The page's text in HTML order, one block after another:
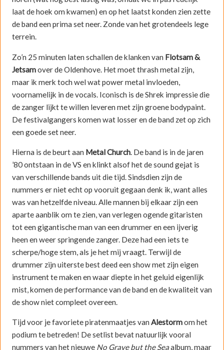
laat de hoek om kwamen) en op het laatst konden zien zette
de band een prima set neer. Zonde van het grotendeels lege
terrein.
Zo’n 25 minuten laten schallen de klanken van Flotsam &
Jetsamover de Oldenhove. Het moet thrash metal zijn,
maar ik merk toch wel wat power metal invloeden,
voornamelijk in de vocals. Iconisch is de Shrek impressie die
de zanger lijkt te willen leveren met zijn groene bodypaint.
De festivalgangers komen wat losser en de band zet op zich
een goede set neer.
Hierna is de beurt aan Metal Church. De band is in de jaren
’80 ontstaan in de VS en klinkt alsof het de sound gejat is
van verschillende bands uit die tijd. Sindsdien zijn de
nummers er niet echt op vooruit gegaan denk ik, want alles
was van hetzelfde niveau. Alle mannen bij elkaar zijn een
aparte aanblik om te zien, van verlegen ogende gitaristen
tot een gigantische man van een drummer en een ijverig
heen en weer springende zanger. Deze had een iets te
scherpe/hoge stem, als je het mij vraagt. Terwijl de
drummer zijn uiterste best deed een show met zijn eigen
instrument te maken en waar diepte in het geluid eigenlijk
mist, komen de performance van de band en de kwaliteit van
de show niet compleet overeen.
Tijd voor je favoriete piratenmaatjes van Alestormom het
podium te betreden! De setlist bevat natuurlijk vooral
nummers van het nieuwe No Grave but the Seaalbum, maar